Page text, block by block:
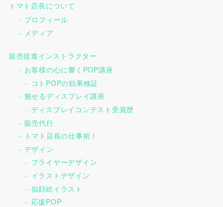
トマト店長について
プロフィール
メディア
販売促進インストラクター
お客様の心に響くPOP講座
コトPOPの効果検証
魅せるディスプレイ講座
ディスプレイコンテスト受賞歴
販売代行
トマト店長の仕事術！
デザイン
フライヤーデザイン
イラストデザイン
似顔絵イラスト
応援POP